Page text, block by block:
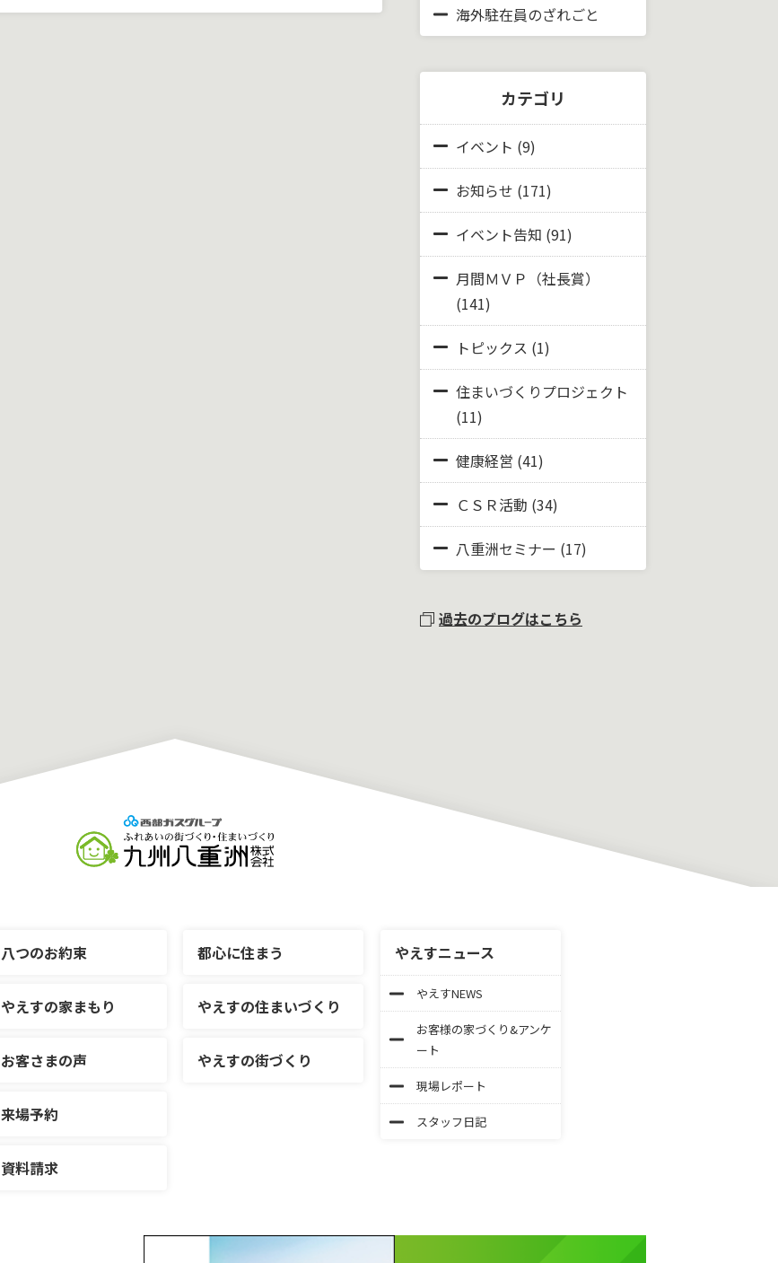
海外駐在員のざれごと
カテゴリ
イベント (9)
お知らせ (171)
イベント告知 (91)
月間ＭＶＰ（社長賞）
(141)
トピックス (1)
住まいづくりプロジェクト
(11)
健康経営 (41)
ＣＳＲ活動 (34)
八重洲セミナー (17)
過去のブログはこちら
八つのお約束
やえすの家まもり
お客さまの声
来場予約
資料請求
都心に住まう
やえすの住まいづくり
やえすの街づくり
やえすニュース
やえすNEWS
お客様の家づくり&アンケ
ート
現場レポート
スタッフ日記